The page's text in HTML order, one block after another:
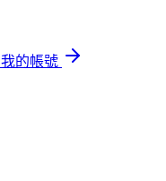
我的帳號